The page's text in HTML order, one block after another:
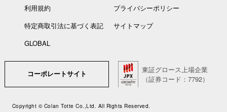
利用規約
プライバシーポリシー
特定商取引法に基づく表記
サイトマップ
GLOBAL
コーポレートサイト
東証グロース上場企業
（証券コード：7792）
Copyright © Colan Totte Co.,Ltd. All Rights Reserved.